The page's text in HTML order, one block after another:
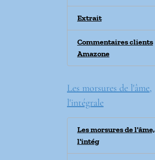
Extrait
Commentaires clients
Amazone
Les morsures de l'âme,
l'intégrale
Les morsures de l'âme,
l'intég